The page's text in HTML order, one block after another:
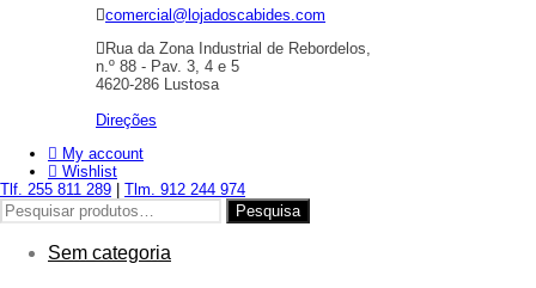
comercial@lojadoscabides.com
Rua da Zona Industrial de Rebordelos,
n.º 88 - Pav. 3, 4 e 5
4620-286 Lustosa
Direções
My account
Wishlist
Tlf. 255 811 289
Tlm. 912 244 974
Pesquisar
por:
Pesquisa
Sem categoria